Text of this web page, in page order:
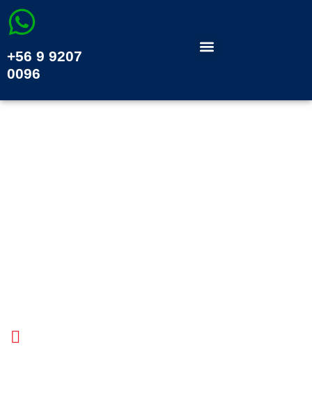
+56 9 9207
0096